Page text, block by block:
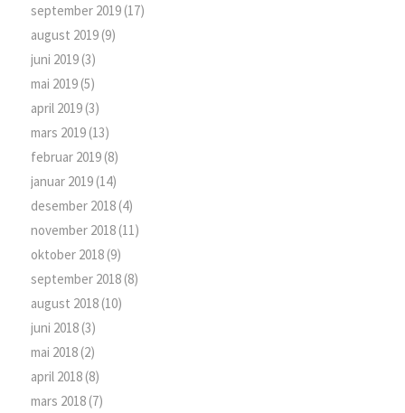
september 2019(17)
august 2019(9)
juni 2019(3)
mai 2019(5)
april 2019(3)
mars 2019(13)
februar 2019(8)
januar 2019(14)
desember 2018(4)
november 2018(11)
oktober 2018(9)
september 2018(8)
august 2018(10)
juni 2018(3)
mai 2018(2)
april 2018(8)
mars 2018(7)